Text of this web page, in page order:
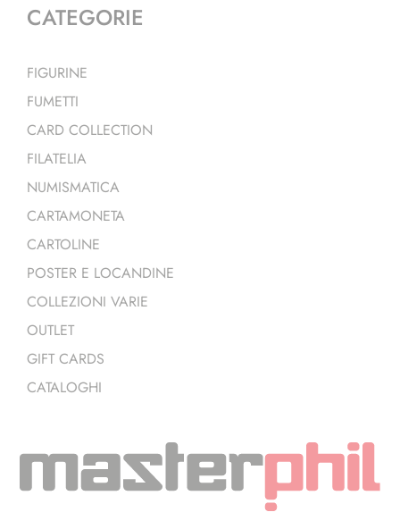
CATEGORIE
FIGURINE
FUMETTI
CARD COLLECTION
FILATELIA
NUMISMATICA
CARTAMONETA
CARTOLINE
POSTER E LOCANDINE
COLLEZIONI VARIE
OUTLET
GIFT CARDS
CATALOGHI